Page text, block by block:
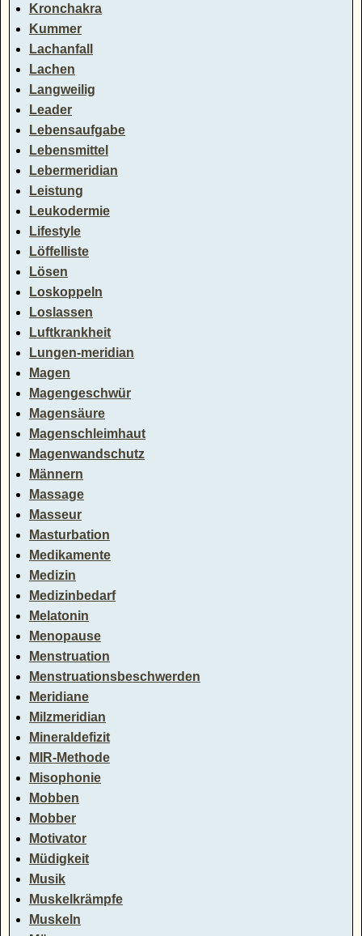
Kronchakra
Kummer
Lachanfall
Lachen
Langweilig
Leader
Lebensaufgabe
Lebensmittel
Lebermeridian
Leistung
Leukodermie
Lifestyle
Löffelliste
Lösen
Loskoppeln
Loslassen
Luftkrankheit
Lungen-meridian
Magen
Magengeschwür
Magensäure
Magenschleimhaut
Magenwandschutz
Männern
Massage
Masseur
Masturbation
Medikamente
Medizin
Medizinbedarf
Melatonin
Menopause
Menstruation
Menstruationsbeschwerden
Meridiane
Milzmeridian
Mineraldefizit
MIR-Methode
Misophonie
Mobben
Mobber
Motivator
Müdigkeit
Musik
Muskelkrämpfe
Muskeln